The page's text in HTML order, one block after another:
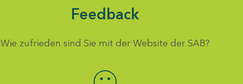
Feedback
Wie zufrieden sind Sie mit der Website der SAB?
Bewertung auswählen